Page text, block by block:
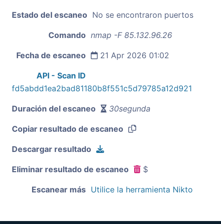
Estado del escaneo No se encontraron puertos
Comando nmap -F 85.132.96.26
Fecha de escaneo 21 Apr 2026 01:02
API - Scan ID
fd5abdd1ea2bad81180b8f551c5d79785a12d921
Duración del escaneo 30segunda
Copiar resultado de escaneo
Descargar resultado
Eliminar resultado de escaneo $
Escanear más Utilice la herramienta Nikto